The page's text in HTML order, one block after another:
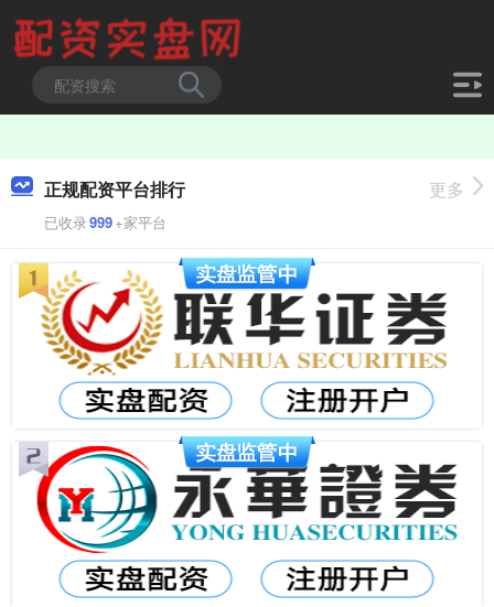
正规配资平台排行
已收录999+家平台
更多